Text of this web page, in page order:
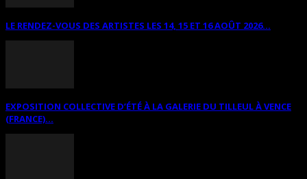
LE RENDEZ-VOUS DES ARTISTES LES 14, 15 ET 16 AOÛT 2026...
EXPOSITION COLLECTIVE D’ÉTÉ À LA GALERIE DU TILLEUL À VENCE
(FRANCE)...